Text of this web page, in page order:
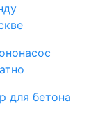
для бетона